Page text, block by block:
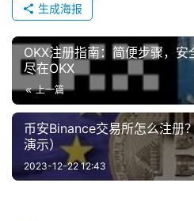
生成海报
OKX注册指南：简便步骤，
尽在OKX
上一篇
币安Binance交易所怎么注册
演示）
2023-12-22 12:43